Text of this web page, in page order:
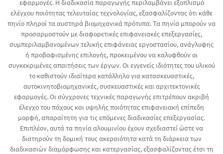
εφαρμογές. Η διαδικασία παραγωγής περιλαμβάνει εξοπλισμό
ελέγχου ποιότητας τελευταίας τεχνολογίας, εξασφαλίζοντας ότι κάθε
πηνίο πληροί τα αυστηρά βιομηχανικά πρότυπα. Τα πηνία μπορούν να
προσαρμοστούν με διαφορετικές επιφανειακές επεξεργασίες,
συμπεριλαμβανομένων τελικής επιφάνειας εργοστασίου, ανάγλυφης
ή προβαφισμένης επιλογής, προκειμένου να καλυφθούν οι
συγκεκριμένες απαιτήσεις των έργων. Οι εγγενείς ιδιότητες του υλικού
το καθιστούν ιδιαίτερα κατάλληλο για κατασκευαστικές,
αυτοκινητοβιομηχανικές, συσκευαστικές και αρχιτεκτονικές
εφαρμογές. Οι σύγχρονες τεχνικές παραγωγής επιτρέπουν ακριβή
έλεγχο του πάχους και υψηλής ποιότητας επιφανειακή επίπεδη
μορφή, απαραίτητη για τις επόμενες διαδικασίες επεξεργασίας.
Επιπλέον, αυτά τα πηνία αλουμινίου έχουν σχεδιαστεί ώστε να
διατηρούν τη δομική τους ακεραιότητα κατά τη διάρκεια των
διαδικασιών διαμόρφωσης και κατεργασίας, εξασφαλίζοντας έτσι τη